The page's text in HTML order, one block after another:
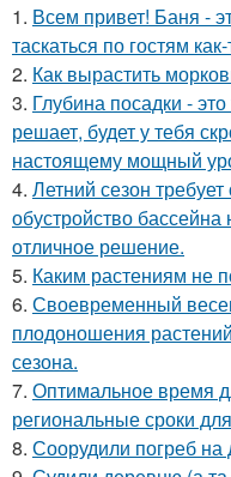
1. Всем привет! Баня -
таскаться по гостям
2. Как вырастить
3. Глубина посадки -
решает, будет у тебя
настоящему мощный
4. Летний сезон
обустройство
отличное решение.
5. Каким растениям не
6. Своевременный
плодоношения
сезона.
7. Оптимальное время
региональные сроки
8. Соорудили погреб на